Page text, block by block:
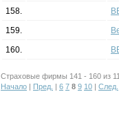
158.
159.
160.
Страховые фирмы 141 - 160 из
Начало | Пред. | 6 7 8 9 10 | След.